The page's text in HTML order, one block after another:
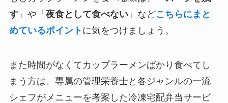
す」や「 夜食として食べない」などこちらにまと
めているポイント に気をつけましょう。
また時間がなくてカップラーメンばかり食べてし
まう方は、専属の管理栄養士と各ジャンルの一流
シェフがメニューを考案した冷凍宅配弁当サービ